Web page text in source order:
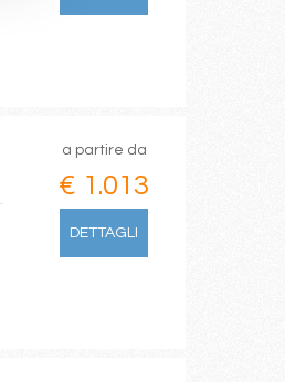
a partire da
€ 1.013
DETTAGLI